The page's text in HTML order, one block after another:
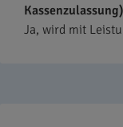
Kassenzulassung)
Ja, wird mit